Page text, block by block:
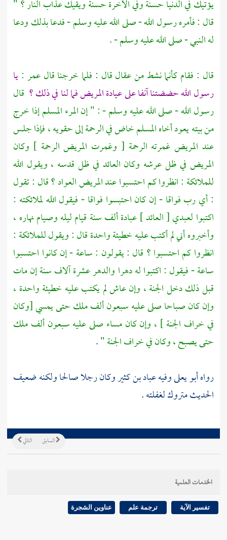
يؤتيك في الدنيا حسنة وفي الآخرة حسنة ويقيك عذاب النار ؟ "
قال : فأمره رسول الله - صلى الله عليه وسلم - فدعا بذلك ودعا
له النبي - صلى الله عليه وسلم - .
قال : فقام كأنما نشط من عقال قال : فلما خرجنا قالعمر :يا
رسول الله حضضتنا آنفا على عيادة المريض فما لنا في ذلك ؟ قال
رسول الله - صلى الله عليه وسلم - : " إن المرء المسلم إذا خرج
من بيته يعود أخاه المسلم خاض في الرحمة إلى حقويه ، فإذا جلس
عند المريض غمرته الرحمة [ وغمرت المريض الرحمة ] وكان
المريض في ظل عرشه وكان العائد في ظل قدسه ، ويقول الله
للملائكة : انظروا كم احتسبوا عند المريض العواد ؟ قال : تقول
: أي رب فواقا - إن كان احتبسوا فواقا - فيقول الله لملائكته :
اكتبوا لعبدي [ العائد ] عبادة ألف سنة قيام ليله وصيام نهاره ،
وأخبروه أني لم أكتب عليه خطيئة واحدة قال : ويقول للملائكة :
انظروا كم احتسبوا ؟ قال : يقولون : ساعة - إن كانوا احتسبوا
ساعة - فيقول : اكتبوا له دهرا والدهر عشرة آلاف سنة إن مات
قبل ذلك دخل الجنة ، وإن عاش لم يكتب عليه خطيئة واحدة ،
وإن كان صباحا صلى عليه سبعون ألف ملك حتى يمسي [وكان
في خراف الجنة ] ، وإن كان مساء صلى عليه سبعون ألف ملك
حتى يصبح ، وكان في خراف الجنة ".
رواهأبو يعلىوفيهعباد بن كثيروكان رجلا صالحا ولكنه ضعيف
الحديث متروك لغفلته .
التالي السابق
الخدمات العلمية
تفسير الآية ترجمة علم عناوين الشجرة